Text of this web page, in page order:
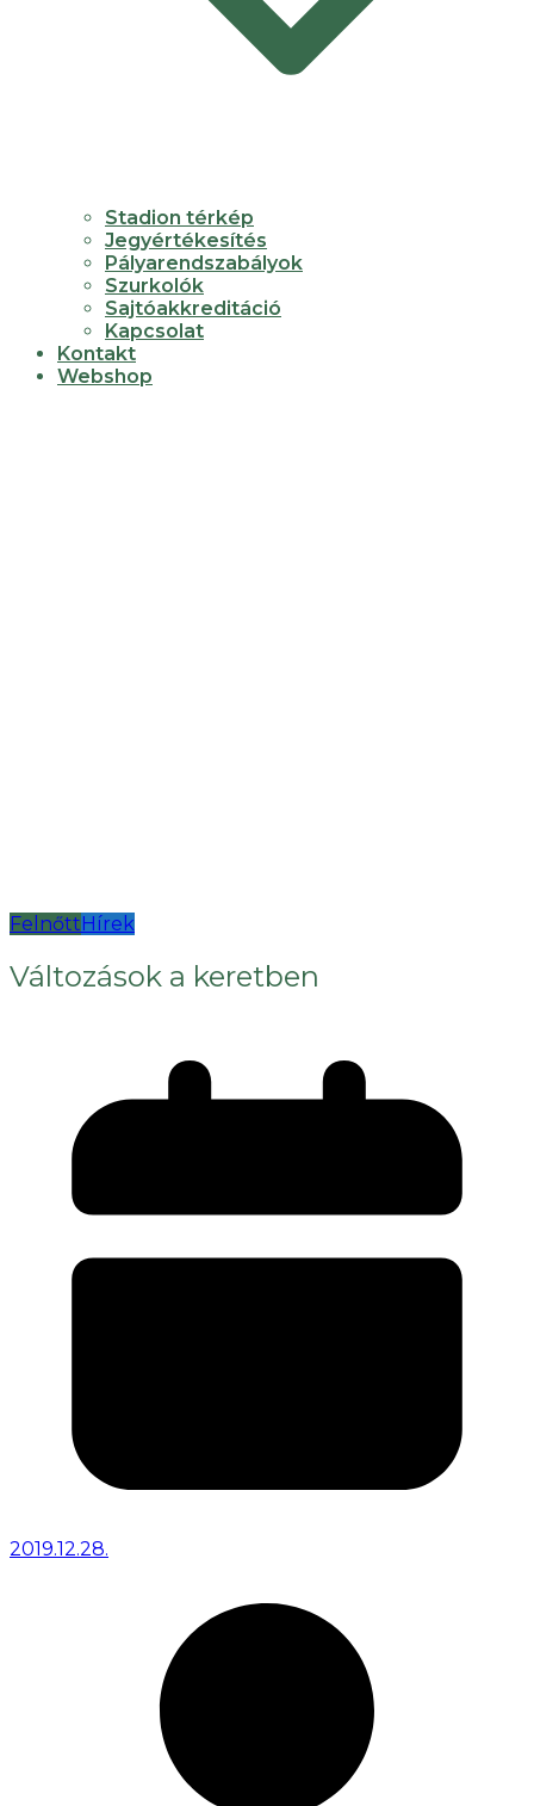
Stadion térkép
Jegyértékesítés
Pályarendszabályok
Szurkolók
Sajtóakkreditáció
Kapcsolat
Kontakt
Webshop
FelnőttHírek
Változások a keretben
2019.12.28.